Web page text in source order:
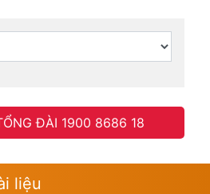
ĐÀI 1900 8686 18
liệu